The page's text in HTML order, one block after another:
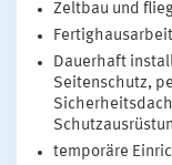
Zeltbau und
Dauerhaft
Seitenschutz,
temporäre